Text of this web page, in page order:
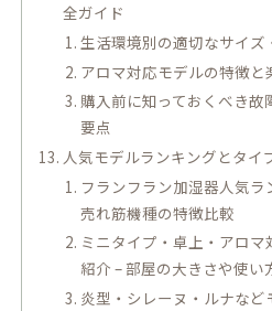
全ガイド
生活環境別の適切なサイズ
アロマ対応モデルの特徴と
購入前に知っておくべき故
要点
人気モデルランキングとタイ
フランフラン加湿器人気ラ
売れ筋機種の特徴比較
ミニタイプ・卓上・アロ
紹介 – 部屋の大きさや使
炎型・シレーヌ・ルナなど